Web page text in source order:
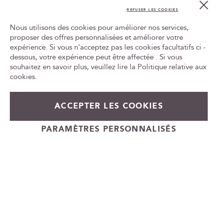
+
-
Ajouter au panier
r
e
n
e
w
s
e
e
CONSOMMER AVEC MODÉRATION
Cadeauvin.fr - © Copyright 2024 - Tous droits réservés
Nous utilisons des cookies pour améliorer nos services,
proposer des offres personnalisées et améliorer votre
expérience. Si vous n'acceptez pas les cookies facultatifs ci -
dessous, votre expérience peut être affectée . Si vous
souhaitez en savoir plus, veuillez lire la Politique relative aux
cookies.
ACCEPTER LES COOKIES
PARAMÈTRES PERSONNALISÉS
REFUSER LES COOKIES